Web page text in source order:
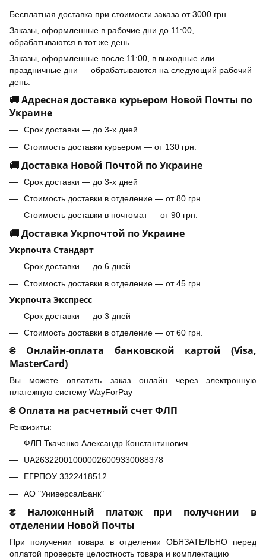
Бесплатная доставка при стоимости заказа от 3000 грн.
Заказы, оформленные в рабочие дни до 11:00,
обрабатываются в тот же день.
Заказы, оформленные после 11:00, в выходные или
праздничные дни — обрабатываются на следующий рабочий
день.
🚚 Адресная доставка курьером Новой Почты по
Украине
Срок доставки — до 3-х дней
Стоимость доставки курьером — от 130 грн.
🚚 Доставка Новой Почтой по Украине
Срок доставки — до 3-х дней
Стоимость доставки в отделение — от 80 грн.
Стоимость доставки в почтомат — от 90 грн.
🚚 Доставка Укрпочтой по Украине
Укрпочта Стандарт
Срок доставки — до 6 дней
Стоимость доставки в отделение — от 45 грн.
Укрпочта Экспресс
Срок доставки — до 3 дней
Стоимость доставки в отделение — от 60 грн.
₴ Онлайн-оплата банковской картой (Visa,
MasterCard)
Вы можете оплатить заказ онлайн через электронную
платежную систему WayForPay
₴ Оплата на расчетный счет ФЛП
Реквизиты:
ФЛП Ткаченко Александр Константинович
UA263220010000026009330088378
ЕГРПОУ 3322418512
АО "УниверсалБанк"
₴ Наложенный платеж при получении в
отделении Новой Почты
При получении товара в отделении ОБЯЗАТЕЛЬНО перед
оплатой проверьте целостность товара и комплектацию